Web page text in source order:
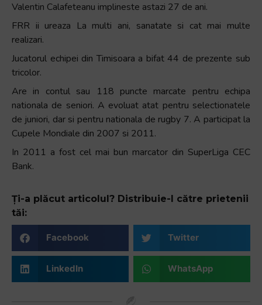
screen
reader,
This
shortcut
activates
the
screen
reader
you
navigate
interact
with
Valentin Calafeteanu implineste astazi 27 de ani.
FRR ii ureaza La multi ani, sanatate si cat mai multe
realizari.
Jucatorul echipei din Timisoara a bifat 44 de prezente sub
tricolor.
Are in contul sau 118 puncte marcate pentru echipa
nationala de seniori. A evoluat atat pentru selectionatele
de juniori, dar si pentru nationala de rugby 7. A participat la
Cupele Mondiale din 2007 si 2011.
In 2011 a fost cel mai bun marcator din SuperLiga CEC
Bank.
Ți-a plăcut articolul? Distribuie-l către prietenii
tăi:
Facebook Twitter
LinkedIn WhatsApp